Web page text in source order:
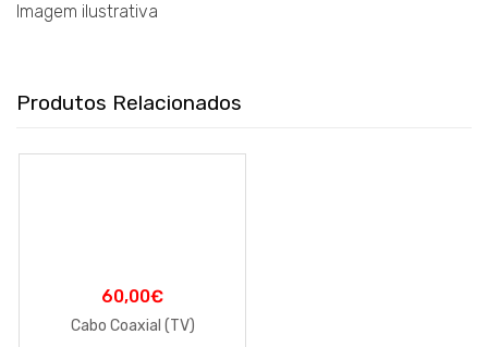
Imagem ilustrativa
Produtos Relacionados
60,00€
Cabo Coaxial (TV)